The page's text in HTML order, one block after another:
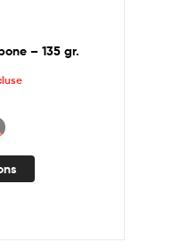
– 135 gr.